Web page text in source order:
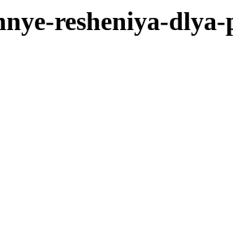
resheniya-dlya-